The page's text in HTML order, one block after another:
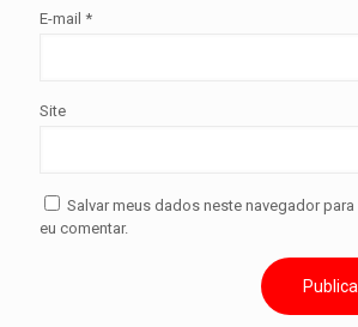
E-mail *
Site
Salvar meus dados neste navegador
eu comentar.